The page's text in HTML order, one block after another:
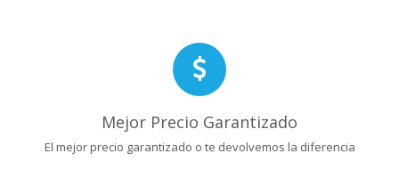
Mejor Precio Garantizado
El mejor precio garantizado o te devolvemos la diferencia